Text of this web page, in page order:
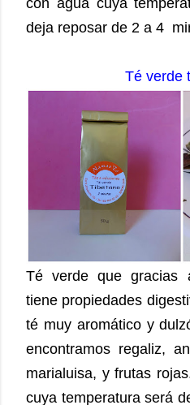
con agua cuya
deja reposar de 2 a 4
Té verde
Té verde que gracias
tiene propiedades
té muy aromático y
encontramos regaliz,
marialuisa, y frutas
cuya temperatura será